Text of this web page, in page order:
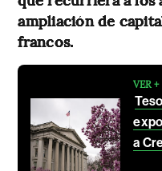
ampliación de
francos.
VER +
a